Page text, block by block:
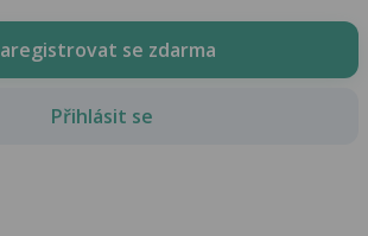
se zdarma
Přihlásit se